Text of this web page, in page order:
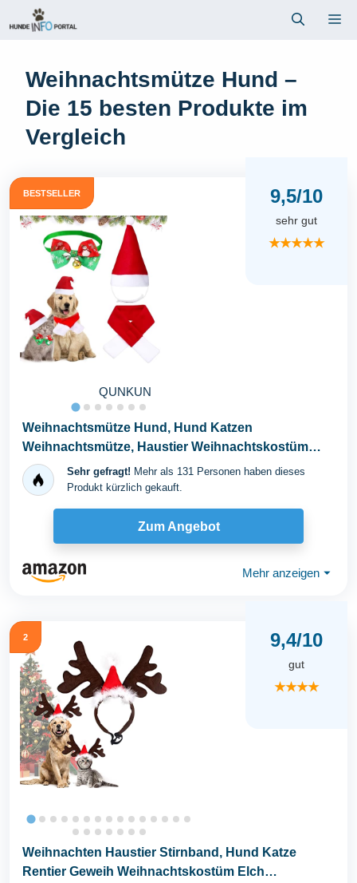
Inhalt
Weihnachtsmütze Hund –
Die 15 besten Produkte im
Vergleich
BESTSELLER
QUNKUN
9,5/10
sehr gut
★★★★★
Weihnachtsmütze Hund, Hund Katzen
Weihnachtsmütze, Haustier Weihnachtskostüm
Zubehör...Sehr gefragt! Mehr als 131 Personen haben dieses
Produkt kürzlich gekauft.
Zum Angebot
Mehr anzeigen ⏷
2 9,4/10
gut
★★★★
Weihnachten Haustier Stirnband, Hund Katze
Rentier Geweih Weihnachtskostüm Elch